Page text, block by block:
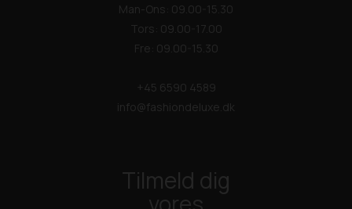
Man-Ons: 09.00-15.30
Tors: 09.00-17.00
Fre: 09.00-15.30
+45 6590 4589
info@fashiondeluxe.dk
Tilmeld dig